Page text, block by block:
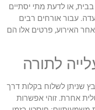
או לדעת מתי יסתיים
עבור אורחים רבים
האירוע, פרטים אלו הם
לתורה
שניתן לשלוח בקלות דרך
אחרת. זוהי אפשרות